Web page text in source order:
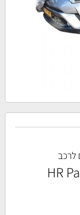
לרכב